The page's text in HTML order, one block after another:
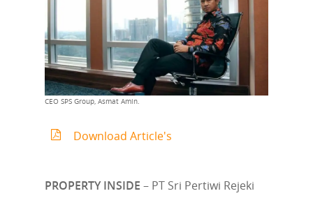
CEO SPS Group, Asmat Amin.
Download Article's
PROPERTY INSIDE – PT Sri Pertiwi Rejeki